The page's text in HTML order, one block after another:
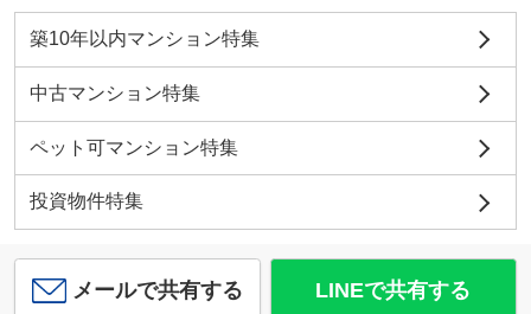
築10年以内マンション特集
中古マンション特集
ペット可マンション特集
投資物件特集
メールで共有する LINEで共有する